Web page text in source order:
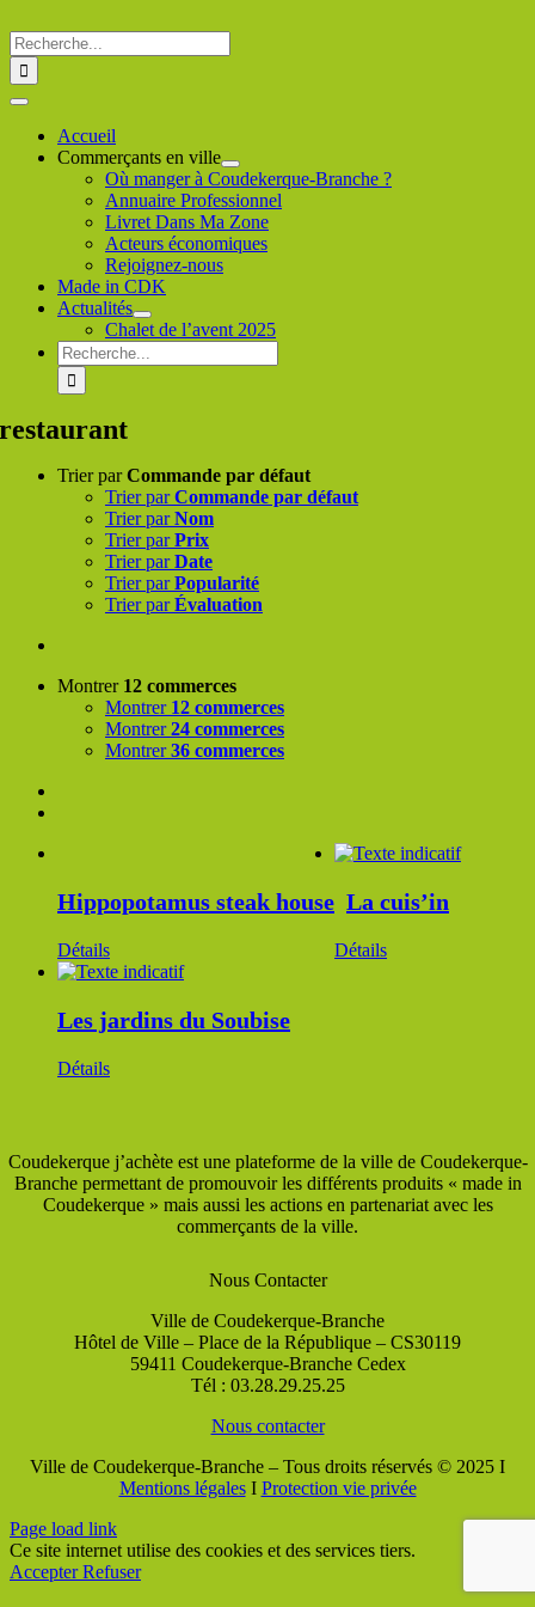
au
contenu
Rechercher
:
Toggle
NavigationAccueil
Commerçants en ville
Où manger à Coudekerque-Branche ?
Annuaire Professionnel
Livret Dans Ma Zone
Acteurs économiques
Rejoignez-nous
Made in CDK
Actualités
Chalet de l’avent 2025
Rechercher
:
restaurant
Trier parCommande par défaut
Trier parCommande par défaut
Trier parNom
Trier parPrix
Trier parDate
Trier parPopularité
Trier parÉvaluation
Montrer 12 commerces
Montrer 12 commerces
Montrer24 commerces
Montrer36 commerces
Hippopotamus steak house
Détails
La cuis’in
Détails
Les jardins du Soubise
Détails
Coudekerque j’achète est une plateforme de la ville de Coudekerque-
Branche permettant de promouvoir les différents produits « made in
Coudekerque » mais aussi les actions en partenariat avec les
commerçants de la ville.
Nous Contacter
Ville de Coudekerque-Branche
Hôtel de Ville – Place de la République – CS30119
59411 Coudekerque-Branche Cedex
Tél : 03.28.29.25.25
Nous contacter
Ville de Coudekerque-Branche – Tous droits réservés © 2025 I
Mentions légalesI Protection vie privée
Page load link
Ce site internet utilise des cookies et des services tiers.
AccepterRefuser